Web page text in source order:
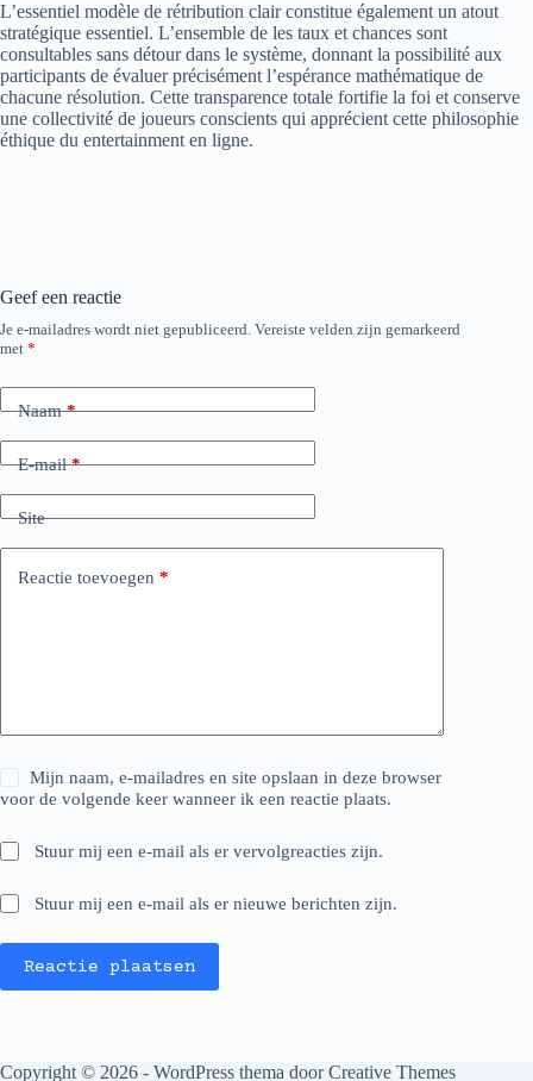
L’essentiel modèle de rétribution clair constitue également un atout
stratégique essentiel. L’ensemble de les taux et chances sont
consultables sans détour dans le système, donnant la possibilité aux
participants de évaluer précisément l’espérance mathématique de
chacune résolution. Cette transparence totale fortifie la foi et conserve
une collectivité de joueurs conscients qui apprécient cette philosophie
éthique du entertainment en ligne.
Geef een reactie
Je e-mailadres wordt niet gepubliceerd. Vereiste velden zijn gemarkeerd
met *
Naam*
E-mail*
Site
Reactie toevoegen *
Mijn naam, e-mailadres en site opslaan in deze browser
voor de volgende keer wanneer ik een reactie plaats.
Stuur mij een e-mail als er vervolgreacties zijn.
Stuur mij een e-mail als er nieuwe berichten zijn.
Reactie plaatsen
Copyright © 2026 - WordPress thema doorCreative Themes